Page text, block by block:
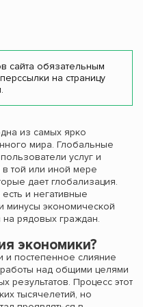
сайта обязательным
на страницу
из самых ярко
мира. Глобальные
услуг и
в той или иной мере
дает глобализация.
и негативные
минусы экономической
на рядовых граждан.
экономики?
и постепенное слияние
над общими целями
результатов. Процесс этот
тысячелетий, но